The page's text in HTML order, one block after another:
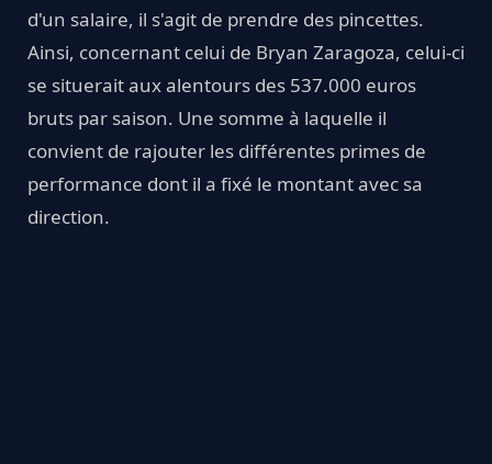
d'un salaire, il s'agit de prendre des pincettes.
Ainsi, concernant celui de Bryan Zaragoza, celui-ci
se situerait aux alentours des 537.000 euros
bruts par saison. Une somme à laquelle il
convient de rajouter les différentes primes de
performance dont il a fixé le montant avec sa
direction.